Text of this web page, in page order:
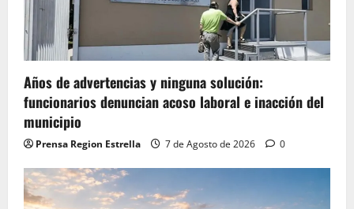
Años de advertencias y ninguna solución:
funcionarios denuncian acoso laboral e inacción del
municipio
Prensa Region Estrella 7 de Agosto de 2026 0